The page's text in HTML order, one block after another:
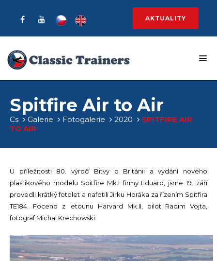
AKTUALITY
Spitfire Air to Air
Cs Galerie Fotogalerie 2020
SPITFIRE AIR
TO AIR
U příležitosti 80. výročí Bitvy o Británii a vydání nového
plastikového modelu Spitfire Mk.I firmy Eduard, jsme 19. září
provedli krátký fotolet a nafotili Jirku Horáka za řízením Spitfira
TE184. Foceno z letounu Harvard Mk.II, pilot Radim Vojta,
fotograf Michal Krechowski.